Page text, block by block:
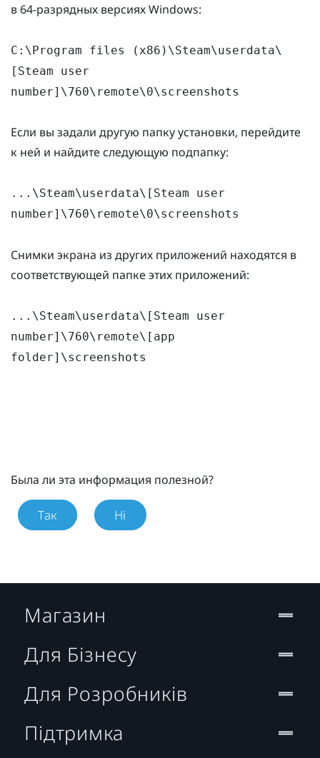
в 64-разрядных версиях Windows:
C:\Program files (x86)\Steam\userdata\
[Steam user
number]\760\remote\0\screenshots
Если вы задали другую папку установки, перейдите
к ней и найдите следующую подпапку:
...\Steam\userdata\[Steam user
number]\760\remote\0\screenshots
Снимки экрана из других приложений находятся в
соответствующей папке этих приложений:
...\Steam\userdata\[Steam user
number]\760\remote\[app
folder]\screenshots
Была ли эта информация полезной?
Так Ні
Магазин
Для Бізнесу
Для Розробників
Підтримка